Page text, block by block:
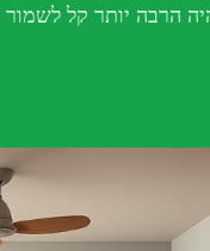
הרבה יותר קל